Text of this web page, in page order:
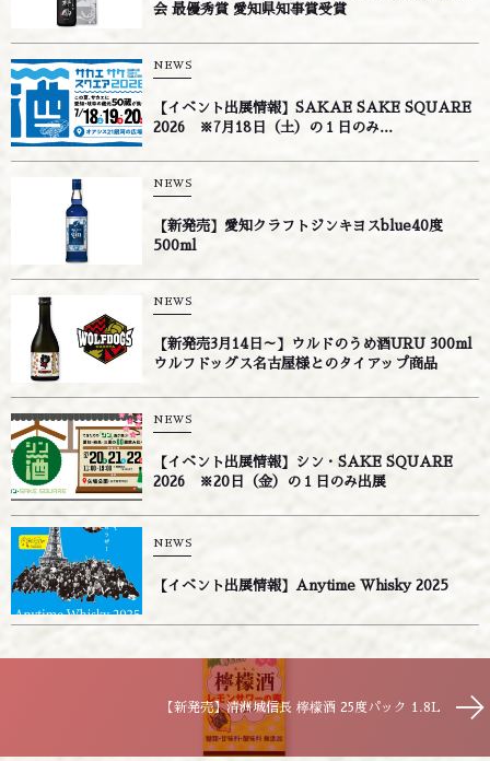
会 最優秀賞 愛知県知事賞受賞
NEWS
【イベント出展情報】SAKAE SAKE SQUARE
2026 ※7月18日（土）の１日のみ...
NEWS
【新発売】愛知クラフトジンキヨスblue40度
500ml
NEWS
【新発売3月14日～】ウルドのうめ酒URU 300ml
ウルフドッグス名古屋様とのタイアップ商品
NEWS
【イベント出展情報】シン・SAKE SQUARE
2026 ※20日（金）の１日のみ出展
NEWS
【イベント出展情報】Anytime Whisky 2025
【新発売】清洲城信長 檸檬酒 25度パック 1.8L